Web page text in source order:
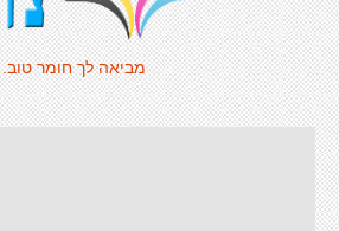
מביאה לך חומר טוב.